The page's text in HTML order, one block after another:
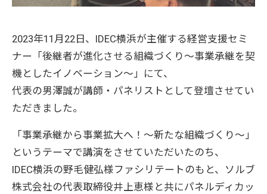
2023年11月22日、IDEC横浜が主催する経営支援セミ
ナー「後継者が進化させる組織づくり～事業承継を契
機としたイノベーション～」にて、
代表の男澤誠が講師・パネリストとして登壇させてい
ただきました。
「事業承継から事業拡大へ！～新たな組織づくり～」
というテーマで講演をさせていただいたのち、
IDEC横浜の野毛健弘様ファシリテートのもと、ソルブ
株式会社の代表取締役井上恵様と共にパネルディカッ